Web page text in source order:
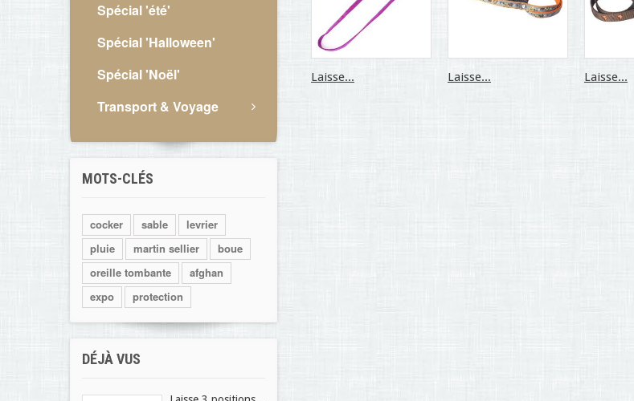
Spécial 'été'
Spécial 'Halloween'
Spécial 'Noël'
Transport & Voyage
MOTS-CLÉS
cocker sable
levrier
pluie
martin sellier
boue
oreille tombante
afghan
expo
protection
DÉJÀ VUS
Laisse... Laisse... Laisse...